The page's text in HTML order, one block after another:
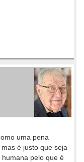
uma pena
é justo que seja
pelo que é